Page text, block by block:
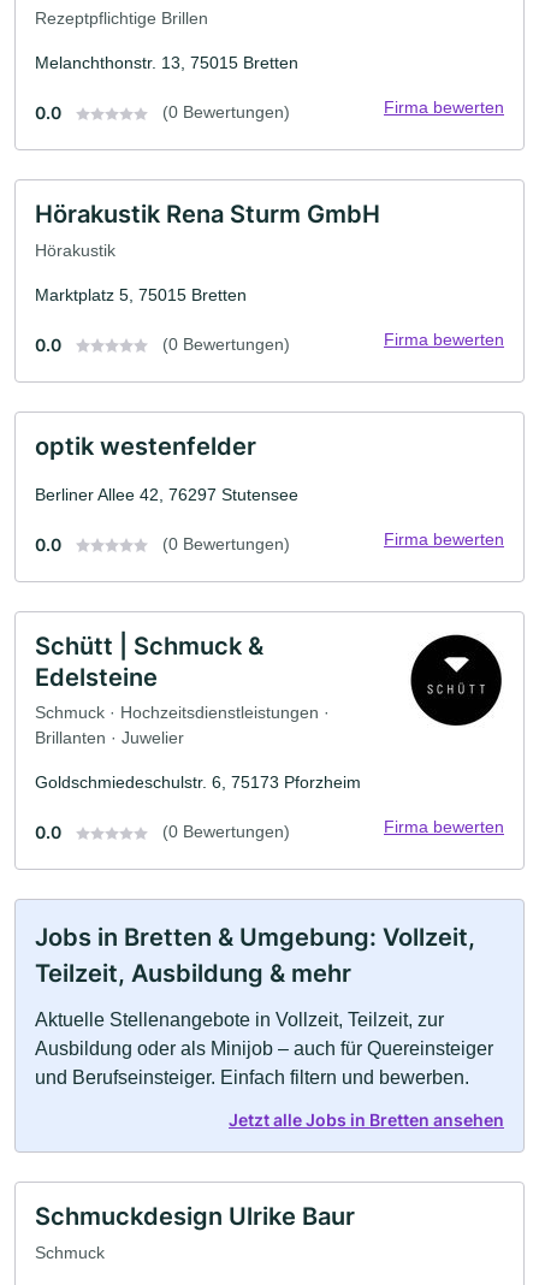
Rezeptpflichtige Brillen
Melanchthonstr. 13, 75015 Bretten
0.0 (0 Bewertungen) Firma bewerten
Hörakustik Rena Sturm GmbH
Hörakustik
Marktplatz 5, 75015 Bretten
0.0 (0 Bewertungen) Firma bewerten
optik westenfelder
Berliner Allee 42, 76297 Stutensee
0.0 (0 Bewertungen) Firma bewerten
Schütt | Schmuck &
Edelsteine
Schmuck · Hochzeitsdienstleistungen ·
Brillanten · Juwelier
Goldschmiedeschulstr. 6, 75173 Pforzheim
0.0 (0 Bewertungen) Firma bewerten
Jobs in Bretten & Umgebung: Vollzeit,
Teilzeit, Ausbildung & mehr
Aktuelle Stellenangebote in Vollzeit, Teilzeit, zur
Ausbildung oder als Minijob – auch für Quereinsteiger
und Berufseinsteiger. Einfach filtern und bewerben.
Jetzt alle Jobs in Bretten ansehen
Schmuckdesign Ulrike Baur
Schmuck